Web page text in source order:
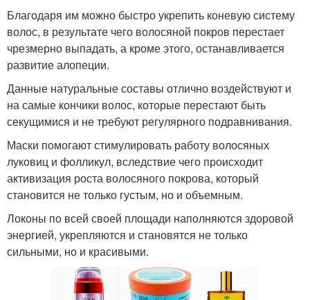
Благодаря им можно быстро укрепить коневую систему
волос, в результате чего волосяной покров перестает
чрезмерно выпадать, а кроме этого, останавливается
развитие алопеции.
Данные натуральные составы отлично воздействуют и
на самые кончики волос, которые перестают быть
секущимися и не требуют регулярного подравнивания.
Маски помогают стимулировать работу волосяных
луковиц и фолликул, вследствие чего происходит
активизация роста волосяного покрова, который
становится не только густым, но и объемным.
Локоны по всей своей площади наполняются здоровой
энергией, укрепляются и становятся не только
сильными, но и красивыми.